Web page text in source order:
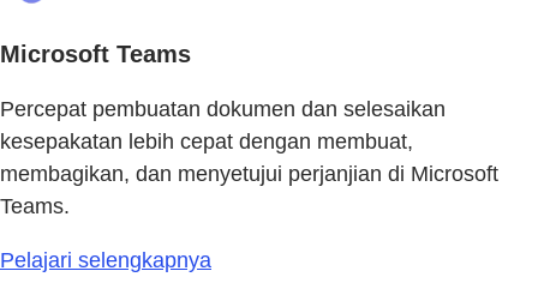
Microsoft Teams
Percepat pembuatan dokumen dan selesaikan
kesepakatan lebih cepat dengan membuat,
membagikan, dan menyetujui perjanjian di Microsoft
Teams.
Pelajari selengkapnya